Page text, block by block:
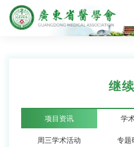
继
项目资讯 学
周三学术活动 专题